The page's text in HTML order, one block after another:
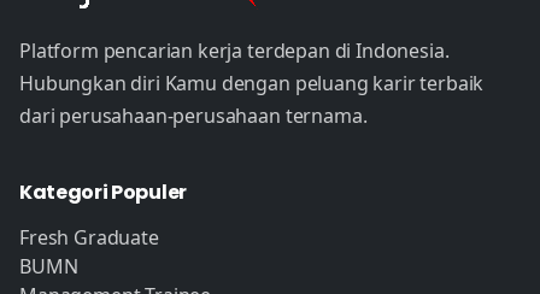
Platform pencarian kerja terdepan di Indonesia.
Hubungkan diri Kamu dengan peluang karir terbaik
dari perusahaan-perusahaan ternama.
Kategori Populer
Fresh Graduate
BUMN